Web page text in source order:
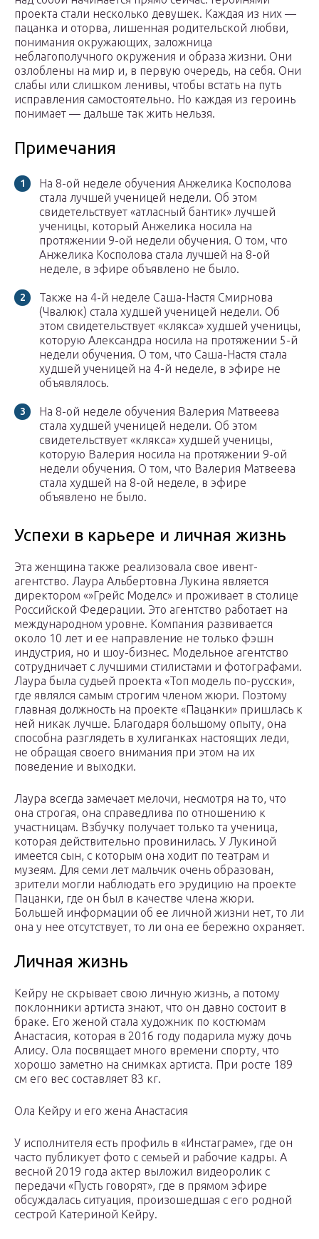
проекта стали несколько девушек. Каждая из них —
пацанка и оторва, лишенная родительской любви,
понимания окружающих, заложница
неблагополучного окружения и образа жизни. Они
озлоблены на мир и, в первую очередь, на себя. Они
слабы или слишком ленивы, чтобы встать на путь
исправления самостоятельно. Но каждая из героинь
понимает — дальше так жить нельзя.
Примечания
На 8-ой неделе обучения Анжелика Косполова
стала лучшей ученицей недели. Об этом
свидетельствует «атласный бантик» лучшей
ученицы, который Анжелика носила на
протяжении 9-ой недели обучения. О том, что
Анжелика Косполова стала лучшей на 8-ой
неделе, в эфире объявлено не было.
Также на 4-й неделе Саша-Настя Смирнова
(Чвалюк) стала худшей ученицей недели. Об
этом свидетельствует «клякса» худшей ученицы,
которую Александра носила на протяжении 5-й
недели обучения. О том, что Саша-Настя стала
худшей ученицей на 4-й неделе, в эфире не
объявлялось.
На 8-ой неделе обучения Валерия Матвеева
стала худшей ученицей недели. Об этом
свидетельствует «клякса» худшей ученицы,
которую Валерия носила на протяжении 9-ой
недели обучения. О том, что Валерия Матвеева
стала худшей на 8-ой неделе, в эфире
объявлено не было.
Успехи в карьере и личная жизнь
Эта женщина также реализовала свое ивент-
агентство. Лаура Альбертовна Лукина является
директором «»Грейс Моделс» и проживает в столице
Российской Федерации. Это агентство работает на
международном уровне. Компания развивается
около 10 лет и ее направление не только фэшн
индустрия, но и шоу-бизнес. Модельное агентство
сотрудничает с лучшими стилистами и фотографами.
Лаура была судьей проекта «Топ модель по-русски»,
где являлся самым строгим членом жюри. Поэтому
главная должность на проекте «Пацанки» пришлась к
ней никак лучше. Благодаря большому опыту, она
способна разглядеть в хулиганках настоящих леди,
не обращая своего внимания при этом на их
поведение и выходки.
Лаура всегда замечает мелочи, несмотря на то, что
она строгая, она справедлива по отношению к
участницам. Взбучку получает только та ученица,
которая действительно провинилась. У Лукиной
имеется сын, с которым она ходит по театрам и
музеям. Для семи лет мальчик очень образован,
зрители могли наблюдать его эрудицию на проекте
Пацанки, где он был в качестве члена жюри.
Большей информации об ее личной жизни нет, то ли
она у нее отсутствует, то ли она ее бережно охраняет.
Личная жизнь
Кейру не скрывает свою личную жизнь, а потому
поклонники артиста знают, что он давно состоит в
браке. Его женой стала художник по костюмам
Анастасия, которая в 2016 году подарила мужу дочь
Алису. Ола посвящает много времени спорту, что
хорошо заметно на снимках артиста. При росте 189
см его вес составляет 83 кг.
Ола Кейру и его жена Анастасия
У исполнителя есть профиль в «Инстаграме», где он
часто публикует фото с семьей и рабочие кадры. А
весной 2019 года актер выложил видеоролик с
передачи «Пусть говорят», где в прямом эфире
обсуждалась ситуация, произошедшая с его родной
сестрой Катериной Кейру.